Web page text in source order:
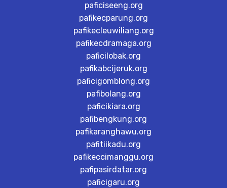
paficiseeng.org
pafikecparung.org
pafikecleuwiliang.org
pafikecdramaga.org
paficilobak.org
pafikabcijeruk.org
paficigomblong.org
pafibolang.org
paficikiara.org
pafibengkung.org
pafikaranghawu.org
pafitiikadu.org
pafikeccimanggu.org
pafipasirdatar.org
paficigaru.org